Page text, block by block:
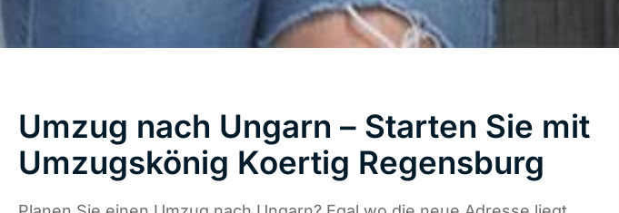
Umzug nach Ungarn – Starten Sie mit
Umzugskönig Koertig Regensburg